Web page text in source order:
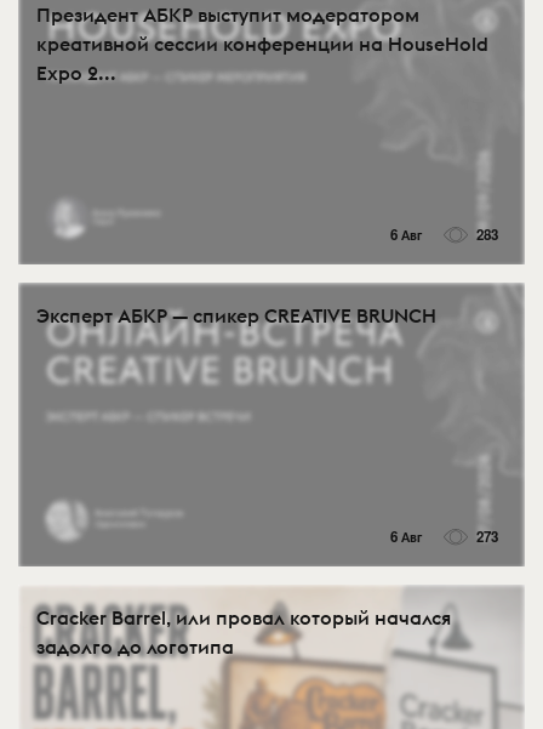
Президент АБКР выступит модератором
креативной сессии конференции на HouseHold
Expo 2...
6 Авг 283
Эксперт АБКР — спикер CREATIVE BRUNCH
6 Авг 273
Cracker Barrel, или провал который начался
задолго до логотипа